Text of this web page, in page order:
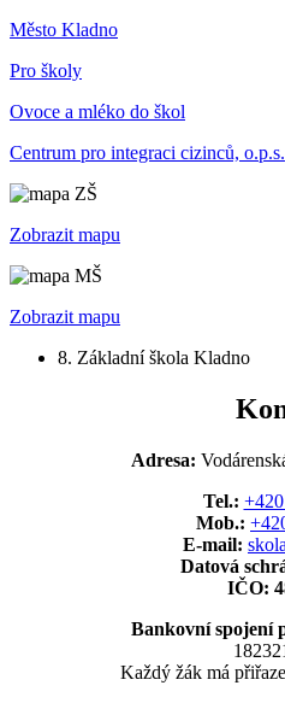
Město Kladno
Pro školy
Ovoce a mléko do škol
Centrum pro integraci cizinců, o.p.s.
Zobrazit mapu
Zobrazit mapu
8. Základní škola Kladno
Adresa:
Tel.:
Mob.:
E-mail:
Datová
IČO:
Bankovní spojení
Každý žák má